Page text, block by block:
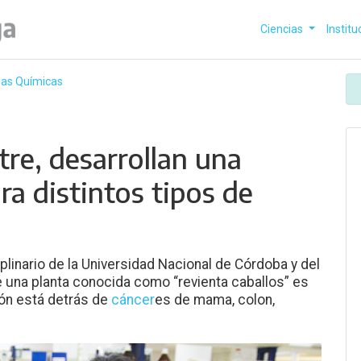
Ciencias
Químicas
desarrollan una
distintos tipos de
de la Universidad Nacional de Córdoba y del
planta conocida como “revienta caballos” es
está detrás de cánceres de mama, colon,